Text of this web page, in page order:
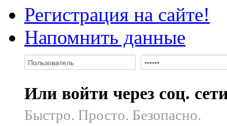
Регистрация на сайте!
Напомнить данные
Или войти через соц.
Быстро. Просто. Безопасно.